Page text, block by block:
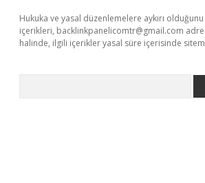
Hukuka ve yasal düzenlemelere aykırı
içerikleri, backlinkpanelicomtr@gmail.com
halinde, ilgili içerikler yasal süre içerisinde